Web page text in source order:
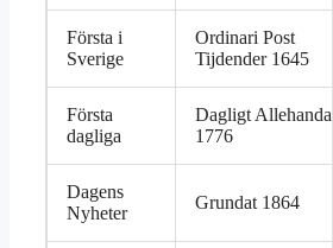
Första i
Sverige
Ordinari Post
Tijdender 1645
Första
dagliga
Dagligt Allehanda
1776
Dagens
Nyheter
Grundat 1864